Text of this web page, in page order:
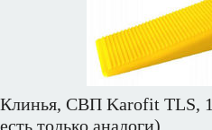
Клинья, СВП Karofit TLS,
есть только аналоги)